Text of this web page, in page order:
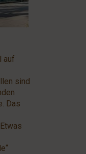
auf
sind
Das